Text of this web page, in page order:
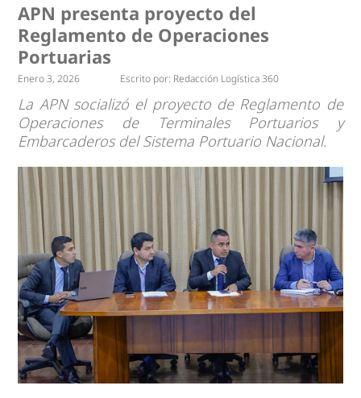
APN presenta proyecto del
Reglamento de Operaciones
Portuarias
Enero 3, 2026 Escrito por: Redacción Logística 360
La APN socializó el proyecto de Reglamento de
Operaciones de Terminales Portuarios y
Embarcaderos del Sistema Portuario Nacional.